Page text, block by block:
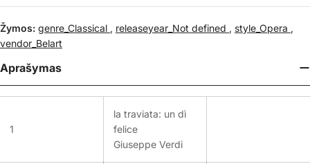
Žymos: genre_Classical , releaseyear_Not defined , style_Opera ,
vendor_Belart
Aprašymas
1
la traviata: un dì
felice
Giuseppe Verdi